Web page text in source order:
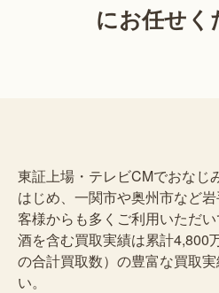
にお任せく
東証上場・テレビCMでおなじ
はじめ、一関市や奥州市など
客様からも多くご利用いただ
酒を含む買取実績は累計4,800
の合計買取数）の豊富な買取
い。